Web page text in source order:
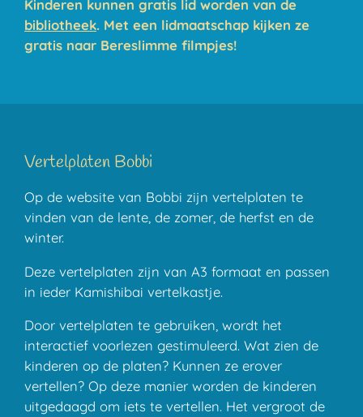
Kinderen kunnen gratis lid worden van de
bibliotheek. Met een lidmaatschap kijken ze
gratis naar Bereslimme filmpjes!
Vertelplaten Bobbi
Op de website van Bobbi zijn vertelplaten te
vinden van de lente, de zomer, de herfst en de
winter.
Deze vertelplaten zijn van A3 formaat en passen
in ieder Kamishibai vertelkastje.
Door vertelplaten te gebruiken, wordt het
interactief voorlezen gestimuleerd. Wat zien de
kinderen op de platen? Kunnen ze erover
vertellen? Op deze manier worden de kinderen
uitgedaagd om iets te vertellen. Het vergroot de